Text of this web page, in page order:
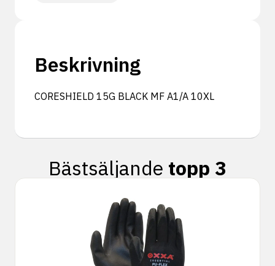
Beskrivning
CORESHIELD 15G BLACK MF A1/A 10XL
Bästsäljande topp 3